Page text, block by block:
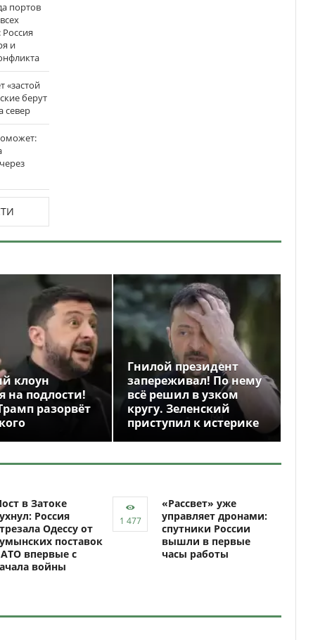
портов
и
«застой
берут
север
клоун
на подлости!
разорвёт
Гнилой президент
запереживал! По нему
всё решил в узком
кругу. Зеленский
приступил к истерике
в Затоке
Россия
Одессу от
поставок
впервые с
войны
«Рассвет» уже
управляет дронами:
спутники России
вышли в первые
часы работы